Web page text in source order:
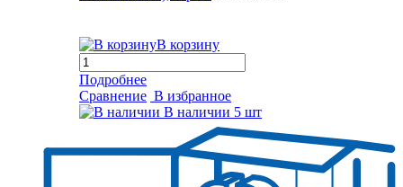
В корзину
Подробнее
Сравнение В избранное
В наличии 5 шт